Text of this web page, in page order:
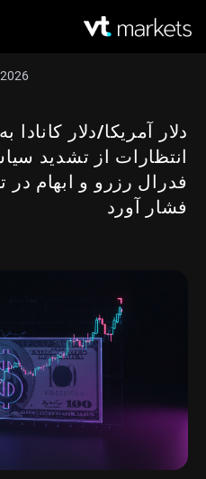
دلار آمریکا/دلار
انتظارات از تشدید
فدرال رزرو و ابهام در
فشار آورد